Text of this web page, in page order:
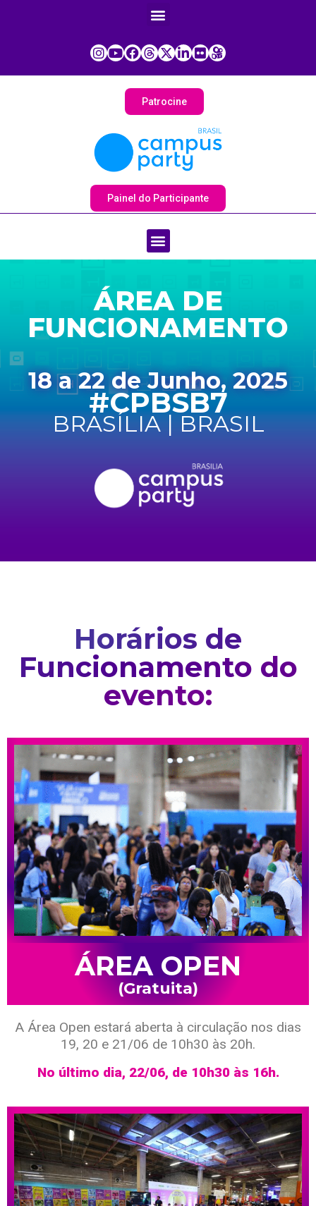
Patrocine
Painel do Participante
ÁREA DE
FUNCIONAMENTO
18 a 22 de Junho, 2025
#CPBSB7
BRASÍLIA | BRASIL
Horários de
Funcionamento do
evento:
ÁREA OPEN
(Gratuita)
A Área Open estará aberta à circulação nos dias
19, 20 e 21/06 de 10h30 às 20h.
No último dia, 22/06, de 10h30 às 16h.